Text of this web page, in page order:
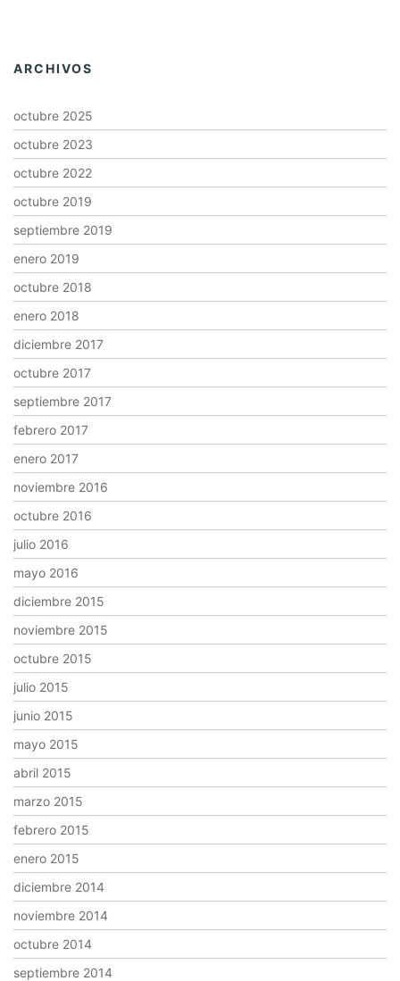
ARCHIVOS
octubre 2025
octubre 2023
octubre 2022
octubre 2019
septiembre 2019
enero 2019
octubre 2018
enero 2018
diciembre 2017
octubre 2017
septiembre 2017
febrero 2017
enero 2017
noviembre 2016
octubre 2016
julio 2016
mayo 2016
diciembre 2015
noviembre 2015
octubre 2015
julio 2015
junio 2015
mayo 2015
abril 2015
marzo 2015
febrero 2015
enero 2015
diciembre 2014
noviembre 2014
octubre 2014
septiembre 2014